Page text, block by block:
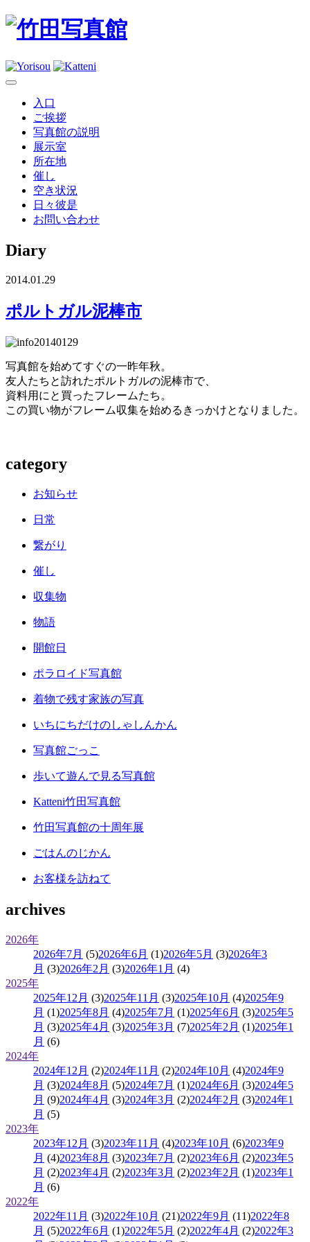
入口
ご挨拶
写真館の説明
展示室
所在地
催し
空き状況
日々彼是
お問い合わせ
Diary
2014.01.29
ポルトガル泥棒市
写真館を始めてすぐの一昨年秋。
友人たちと訪れたポルトガルの泥棒市で、
資料用にと買ったフレームたち。
この買い物がフレーム収集を始めるきっかけとなりました。
category
お知らせ
日常
繋がり
催し
収集物
物語
開館日
ポラロイド写真館
着物で残す家族の写真
いちにちだけのしゃしんかん
写真館ごっこ
歩いて遊んで見る写真館
Katteni竹田写真館
竹田写真館の十周年展
ごはんのじかん
お客様を訪ねて
archives
2026年
2026年7月 (5)2026年6月 (1)2026年5月 (3)2026年3
月 (3)2026年2月 (3)2026年1月 (4)
2025年
2025年12月 (3)2025年11月 (3)2025年10月 (4)2025年9
月 (1)2025年8月 (4)2025年7月 (1)2025年6月 (3)2025年5
月 (3)2025年4月 (3)2025年3月 (7)2025年2月 (1)2025年1
月 (6)
2024年
2024年12月 (2)2024年11月 (2)2024年10月 (4)2024年9
月 (3)2024年8月 (5)2024年7月 (1)2024年6月 (3)2024年5
月 (9)2024年4月 (3)2024年3月 (2)2024年2月 (3)2024年1
月 (5)
2023年
2023年12月 (3)2023年11月 (4)2023年10月 (6)2023年9
月 (4)2023年8月 (3)2023年7月 (2)2023年6月 (2)2023年5
月 (2)2023年4月 (2)2023年3月 (2)2023年2月 (1)2023年1
月 (6)
2022年
2022年11月 (3)2022年10月 (21)2022年9月 (11)2022年8
月 (5)2022年6月 (1)2022年5月 (2)2022年4月 (2)2022年3